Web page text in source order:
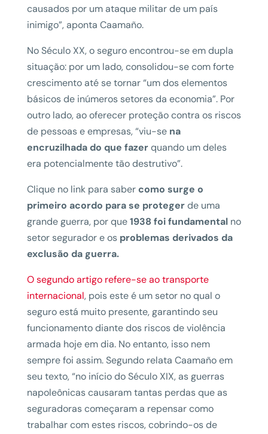
causados por um ataque militar de um país
inimigo”, aponta Caamaño.
No Século XX, o seguro encontrou-se em dupla
situação: por um lado, consolidou-se com forte
crescimento até se tornar “um dos elementos
básicos de inúmeros setores da economia”. Por
outro lado, ao oferecer proteção contra os riscos
de pessoas e empresas, “viu-se na
encruzilhada do que fazerquando um deles
era potencialmente tão destrutivo”.
Clique no link para sabercomo surge o
primeiro acordo para se protegerde uma
grande guerra, por que1938 foi fundamentalno
setor segurador e os problemas derivados da
exclusão da guerra.
O segundo artigo refere-se ao transporte
internacional, pois este é um setor no qual o
seguro está muito presente, garantindo seu
funcionamento diante dos riscos de violência
armada hoje em dia. No entanto, isso nem
sempre foi assim. Segundo relata Caamaño em
seu texto, “no início do Século XIX, as guerras
napoleônicas causaram tantas perdas que as
seguradoras começaram a repensar como
trabalhar com estes riscos, cobrindo-os de